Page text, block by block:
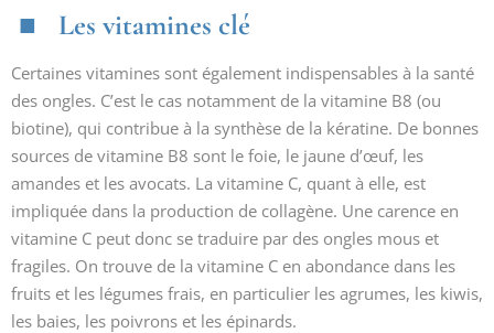
Les vitamines clé
Certaines vitamines sont également indispensables à la santé
des ongles. C’est le cas notamment de la vitamine B8 (ou
biotine), qui contribue à la synthèse de la kératine. De bonnes
sources de vitamine B8 sont le foie, le jaune d’œuf, les
amandes et les avocats. La vitamine C, quant à elle, est
impliquée dans la production de collagène. Une carence en
vitamine C peut donc se traduire par des ongles mous et
fragiles. On trouve de la vitamine C en abondance dans les
fruits et les légumes frais, en particulier les agrumes, les kiwis,
les baies, les poivrons et les épinards.